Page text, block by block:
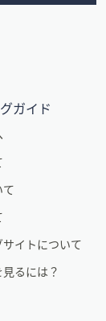
ガイド
て
イトについて
るには？